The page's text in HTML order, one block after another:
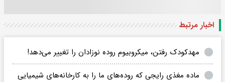
اخبار مرتبط
مهدکودک رفتن، میکروبیوم‌ روده نوزادان را تغییر می‌دهد!
ماده مغذی رایجی که روده‌های ما را به کارخانه‌های شیمیایی